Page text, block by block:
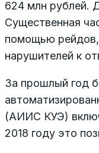
624 млн рублей.
Существенная
помощью рейдов,
нарушителей к
За прошлый год
(АИИС КУЭ)
2018 году это